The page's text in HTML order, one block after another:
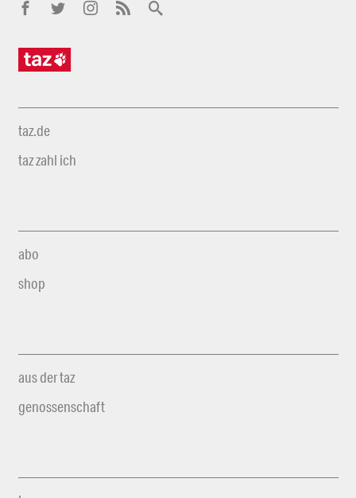
taz.de
taz zahl ich
abo
shop
aus der taz
genossenschaft